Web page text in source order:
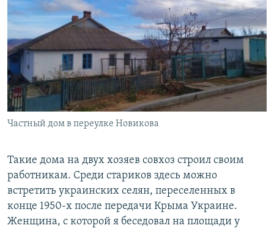
Частный дом в переулке Новикова
Такие дома на двух хозяев совхоз строил своим
работникам. Среди стариков здесь можно
встретить украинских селян, переселенных в
конце 1950-х после передачи Крыма Украине.
Женщина, с которой я беседовал на площади у